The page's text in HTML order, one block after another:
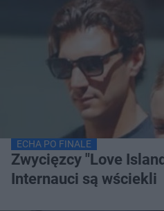
ECHA PO FINALE
Zwycięzcy "Love Island" w ogniu krytyki.
Internauci są wściekli